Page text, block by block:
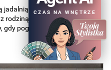
miejscem odpoczynku
rodziną albo przedłużeniem
gdy pogoda zaczyna
CZAS NA WNĘTRZE